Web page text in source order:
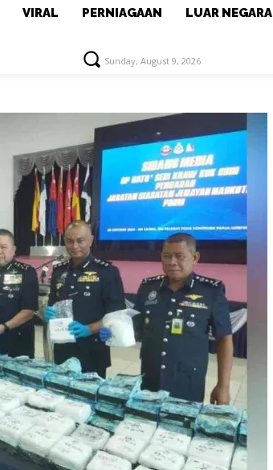
VIRAL PERNIAGAAN LUAR NEGARA
Sunday, August 9, 2026